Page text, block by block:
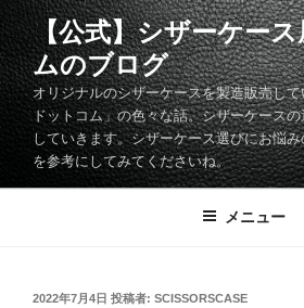
コ
ン
テ
ン
キ
【公式】シザーケー
ムのブログ
オリジナルのシザーケースを製造販売し
ドットコム」の色々な話。シザーケース
していきます。シザーケース選びにお悩
を参考にしてみてくださいね。
メニュー
投
2022年7月4日 投稿者: SCISSORSCASE